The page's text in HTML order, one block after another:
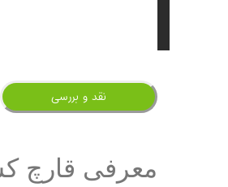
نقد و بررسی
معرفی قارچ